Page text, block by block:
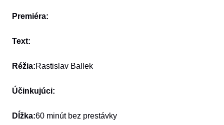
Premiéra:
Text:
Réžia:Rastislav Ballek
Účinkujúci:
Dĺžka:60 minút bez prestávky